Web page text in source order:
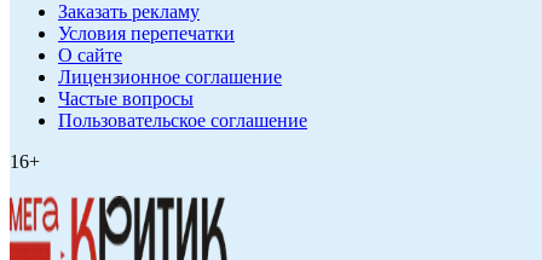
Заказать рекламу
Условия перепечатки
О сайте
Лицензионное соглашение
Частые вопросы
Пользовательское соглашение
16+